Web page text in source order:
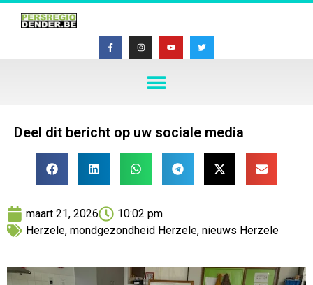
Deel dit bericht op uw sociale media
maart 21, 2026
10:02 pm
Herzele, mondgezondheid Herzele, nieuws Herzele